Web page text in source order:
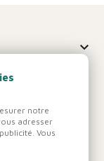

notre
adresser
Vous